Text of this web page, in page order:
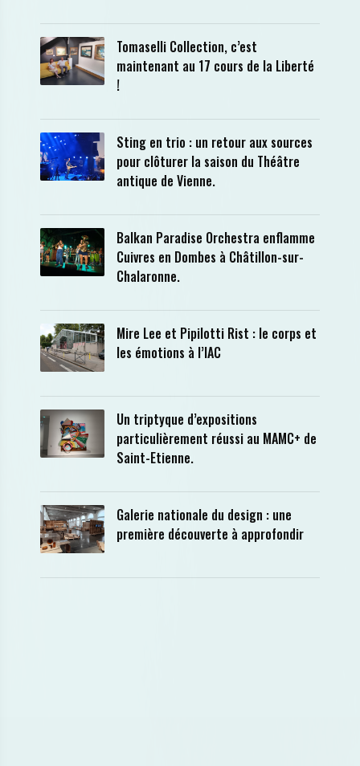
Tomaselli Collection, c’est
maintenant au 17 cours de la Liberté
!
Sting en trio : un retour aux sources
pour clôturer la saison du Théâtre
antique de Vienne.
Balkan Paradise Orchestra enflamme
Cuivres en Dombes à Châtillon-sur-
Chalaronne.
Mire Lee et Pipilotti Rist : le corps et
les émotions à l’IAC
Un triptyque d’expositions
particulièrement réussi au MAMC+ de
Saint-Etienne.
Galerie nationale du design : une
première découverte à approfondir